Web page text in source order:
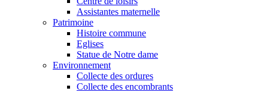
Assistantes maternelle
Patrimoine
Histoire commune
Eglises
Statue de Notre dame
Environnement
Collecte des ordures
Collecte des encombrants